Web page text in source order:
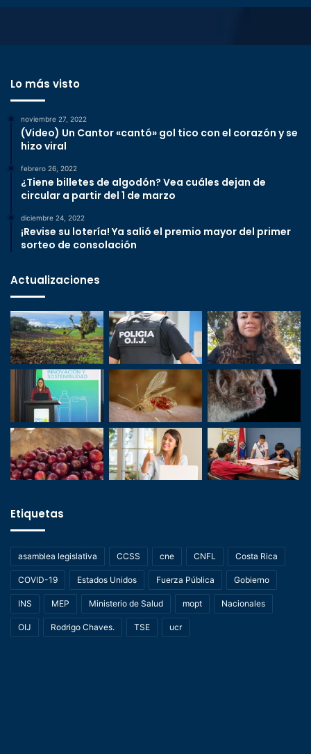
Lo más visto
noviembre 27, 2022
(Video) Un Cantor «cantó» gol tico con el corazón y se
hizo viral
febrero 26, 2022
¿Tiene billetes de algodón? Vea cuáles dejan de
circular a partir del 1 de marzo
diciembre 24, 2022
¡Revise su lotería! Ya salió el premio mayor del primer
sorteo de consolación
Actualizaciones
Etiquetas
asamblea legislativa CCSS cne CNFL Costa Rica
COVID-19 Estados Unidos Fuerza Pública Gobierno
INS MEP Ministerio de Salud mopt Nacionales
OIJ Rodrigo Chaves. TSE ucr